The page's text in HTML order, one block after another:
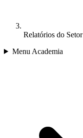
Relatórios do Setor
Menu Academia